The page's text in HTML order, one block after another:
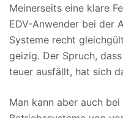
Meinerseits eine klare
EDV-Anwender bei der
Systeme recht
geizig. Der Spruch,
teuer ausfällt, hat sich
Man kann aber auch